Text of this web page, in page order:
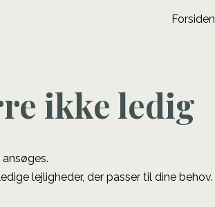
Forsiden
ikke ledig
lejligheder, der passer til dine behov.